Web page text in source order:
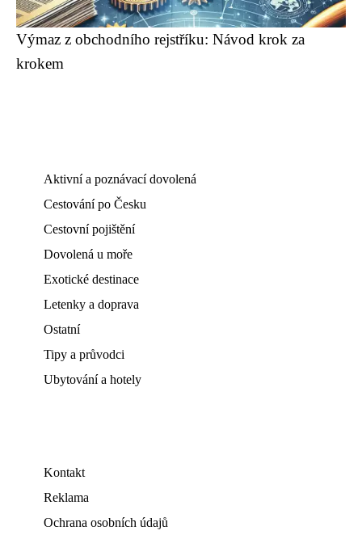
Výmaz z obchodního rejstříku: Návod krok za
krokem
Aktivní a poznávací dovolená
Cestování po Česku
Cestovní pojištění
Dovolená u moře
Exotické destinace
Letenky a doprava
Ostatní
Tipy a průvodci
Ubytování a hotely
Kontakt
Reklama
Ochrana osobních údajů